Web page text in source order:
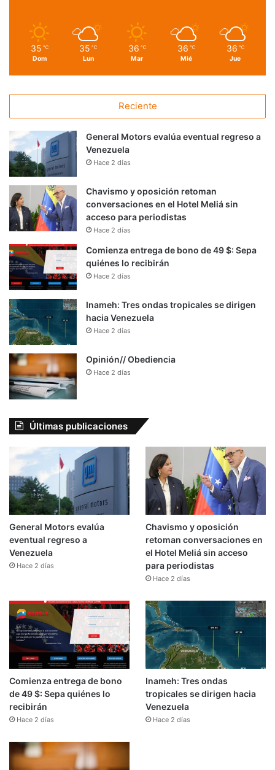
35 ℃
Dom
35 ℃
Lun
36 ℃
Mar
36 ℃
Mié
36 ℃
Jue
Reciente
General Motors evalúa eventual regreso a
Venezuela
Hace 2 días
Chavismo y oposición retoman
conversaciones en el Hotel Meliá sin
acceso para periodistas
Hace 2 días
Comienza entrega de bono de 49 $: Sepa
quiénes lo recibirán
Hace 2 días
Inameh: Tres ondas tropicales se dirigen
hacia Venezuela
Hace 2 días
Opinión// Obediencia
Hace 2 días
Últimas publicaciones
General Motors evalúa
eventual regreso a
Venezuela
Hace 2 días
Chavismo y oposición
retoman conversaciones en
el Hotel Meliá sin acceso
para periodistas
Hace 2 días
Comienza entrega de bono
de 49 $: Sepa quiénes lo
recibirán
Hace 2 días
Inameh: Tres ondas
tropicales se dirigen hacia
Venezuela
Hace 2 días